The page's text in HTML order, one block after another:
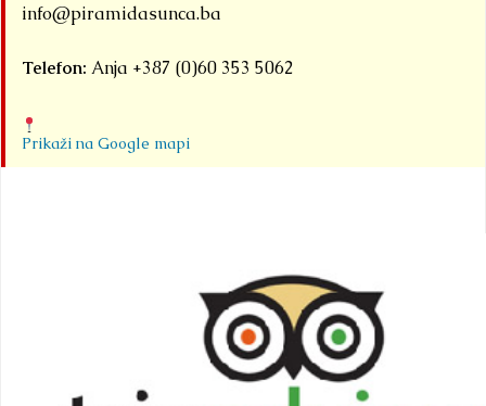
info@piramidasunca.ba
Telefon: Anja +387 (0)60 353 5062
Prikaži na Google mapi